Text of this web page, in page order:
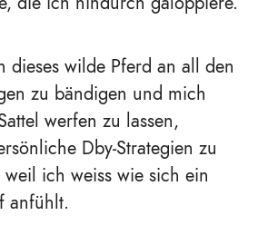
dieses wilde Pferd an all den
zu bändigen und mich
werfen zu lassen,
Dby-Strategien zu
ich weiss wie sich ein
anfühlt.